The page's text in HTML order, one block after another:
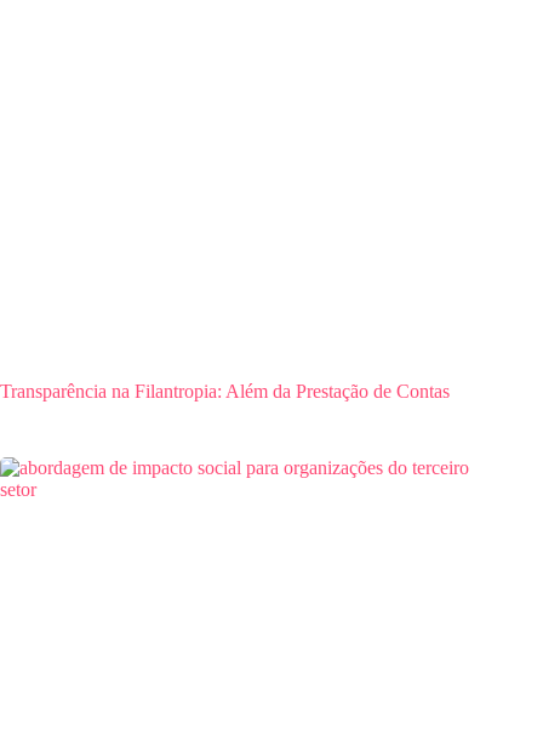
Transparência na Filantropia: Além da Prestação de Contas